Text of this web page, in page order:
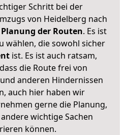
Schritt bei der
von Heidelberg nach
der Routen. Es ist
wählen, die sowohl sicher
ist. Es ist auch ratsam,
die Route frei von
anderen Hindernissen
auch hier haben wir
gerne die Planung,
wichtige Sachen
können.